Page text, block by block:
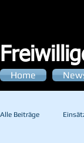
Home
Alle Beiträge